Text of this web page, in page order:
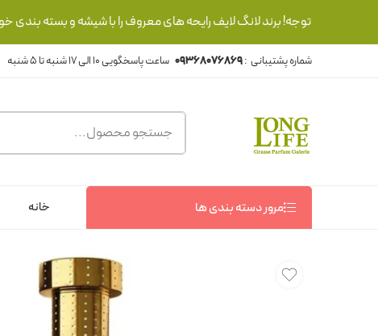
توجه! برند لانگ لایف رایحه های معروف را با شیشه و بسته بندی
شماره پشتیبانی :09368076869
مرور دسته بندی ها خانه